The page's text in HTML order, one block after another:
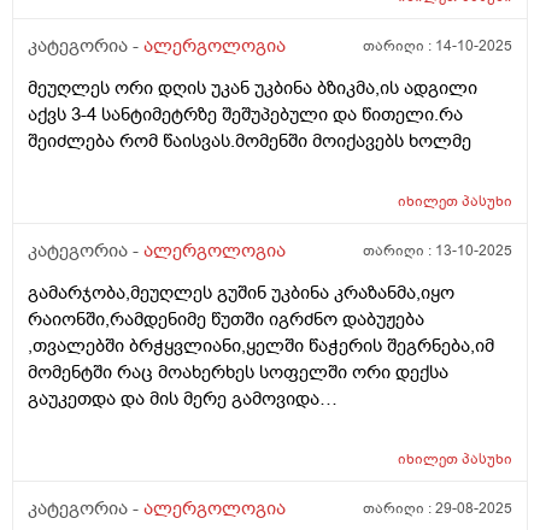
და რკინა, ფარისებრი_წესრიგში.
კატეგორია - ალერგოლოგია თარიღი : 14-10-2025
მეუღლეს ორი დღის უკან უკბინა ბზიკმა,ის ადგილი
აქვს 3-4 სანტიმეტრზე შეშუპებული და წითელი.რა
შეიძლება რომ წაისვას.მომენში მოიქავებს ხოლმე
იხილეთპასუხი
კატეგორია - ალერგოლოგია თარიღი : 13-10-2025
გამარჯობა,მეუღლეს გუშინ უკბინა კრაზანმა,იყო
რაიონში,რამდენიმე წუთში იგრძნო დაბუჟება
,თვალებში ბრჭყვლიანი,ყელში წაჭერის შეგრნება,იმ
მომენტში რაც მოახერხეს სოფელში ორი დექსა
გაუკეთდა და მის მერე გამოვიდა
საათი გავიდა და აღარანაირი სიმპტომი არ
ალერგიულია,რა რეკომენდაციას მაძლევთ რომ
იხილეთპასუხი
კატეგორია - ალერგოლოგია თარიღი :29-08-2025